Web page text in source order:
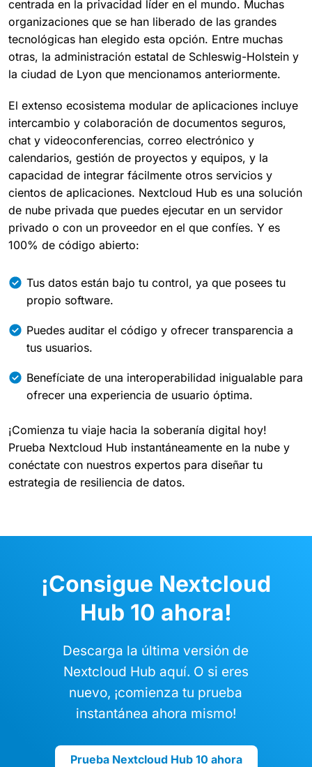
centrada en la privacidad líder en el mundo. Muchas
organizaciones que se han liberado de las grandes
tecnológicas han elegido esta opción. Entre muchas
otras, la administración estatal de Schleswig-Holstein y
la ciudad de Lyon que mencionamos anteriormente.
El extenso ecosistema modular de aplicaciones incluye
intercambio y colaboración de documentos seguros,
chat y videoconferencias, correo electrónico y
calendarios, gestión de proyectos y equipos, y la
capacidad de integrar fácilmente otros servicios y
cientos de aplicaciones. Nextcloud Hub es una solución
de nube privada que puedes ejecutar en un servidor
privado o con un proveedor en el que confíes. Y es
100% de código abierto:
Tus datos están bajo tu control, ya que posees tu
propio software.
Puedes auditar el código y ofrecer transparencia a
tus usuarios.
Benefíciate de una interoperabilidad inigualable para
ofrecer una experiencia de usuario óptima.
¡Comienza tu viaje hacia la soberanía digital hoy!
Prueba Nextcloud Hub instantáneamente en la nube y
conéctate con nuestros expertos para diseñar tu
estrategia de resiliencia de datos.
¡Consigue Nextcloud
Hub 10 ahora!
Descarga la última versión de
Nextcloud Hub aquí. O si eres
nuevo, ¡comienza tu prueba
instantánea ahora mismo!
Prueba Nextcloud Hub 10 ahora